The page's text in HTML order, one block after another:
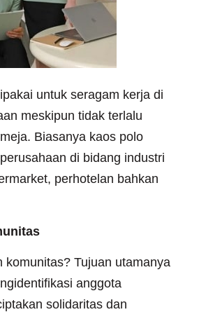
untuk seragam kerja di
meskipun tidak terlalu
Biasanya kaos polo
di bidang industri
perhotelan bahkan
komunitas? Tujuan utamanya
anggota
solidaritas dan